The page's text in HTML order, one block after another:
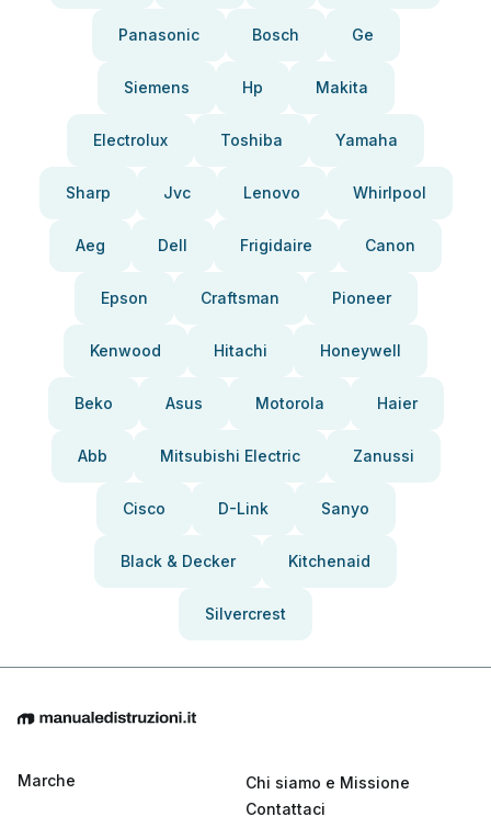
Panasonic Bosch Ge
Siemens Hp Makita
Electrolux Toshiba Yamaha
Sharp Jvc Lenovo Whirlpool
Aeg Dell Frigidaire Canon
Epson Craftsman Pioneer
Kenwood Hitachi Honeywell
Beko Asus Motorola Haier
Abb Mitsubishi Electric Zanussi
Cisco D-Link Sanyo
Black & Decker Kitchenaid
Silvercrest
Marche
Chi siamo e Missione
Contattaci